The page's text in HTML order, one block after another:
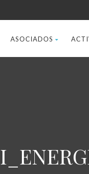
ASOCIADOS